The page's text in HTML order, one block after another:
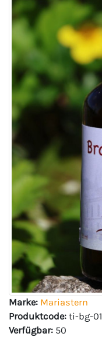
Marke: Mariastern
Produktcode: ti-bg-01
Verfügbar: 50